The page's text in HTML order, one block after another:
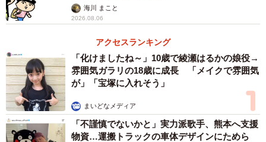
海川 まこと
2026.08.06
アクセスランキング
「化けましたね～」10歳で綾瀬はるかの娘役→
雰囲気ガラリの18歳に成長 「メイクで雰囲気
が」「宝塚に入れそう」
まいどなメディア
「不謹慎でないかと」実力派歌手、熊本へ支援
物資…運搬トラックの車体デザインにためら